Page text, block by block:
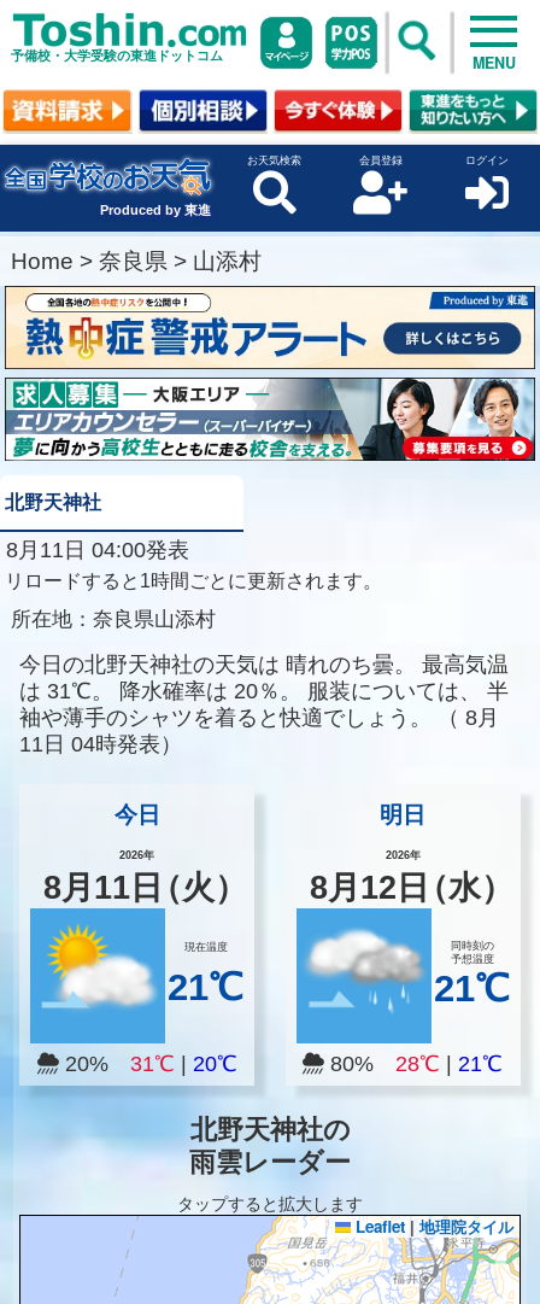
予備校・大学受験の東進ドットコム MENU
Produced by 東進
お天気検索 会員登録 ログイン
Home > 奈良県 > 山添村
北野天神社
8月11日 04:00発表
リロードすると1時間ごとに更新されます。
所在地： 奈良県山添村
今日の北野天神社の天気は 晴れのち曇。
最高気温
は 31℃。 降水確率は 20％。 服装については、
半
袖や薄手のシャツを着ると快適でしょう。
（ 8月
11日 04時発表）
今日
2026年
8月 11日（火）
現在温度
21℃
20% 31℃ 20℃
明日
2026年
8月 12 日（水）
同時刻の
予想温度
21℃
80% 28℃ |21℃
北野天神社の
雨雲レーダー
タップすると拡大します
Leaflet | 地理院タイル